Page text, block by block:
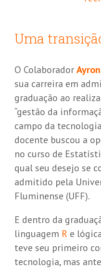
Uma
O Colaborador
sua carreira em
graduação ao
“gestão da
campo da
docente buscou a
no curso de
qual seu desejo se
admitido pela
Fluminense (UFF).
E dentro da
linguagem R e
teve seu primeiro
tecnologia, mas